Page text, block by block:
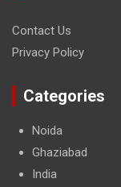
Contact Us
Privacy Policy
Categories
Noida
Ghaziabad
India